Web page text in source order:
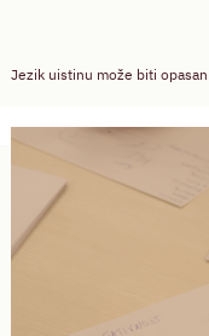
Jezik uistinu može biti